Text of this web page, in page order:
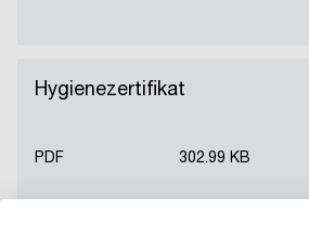
Hygienezertifikat
PDF 302.99 KB